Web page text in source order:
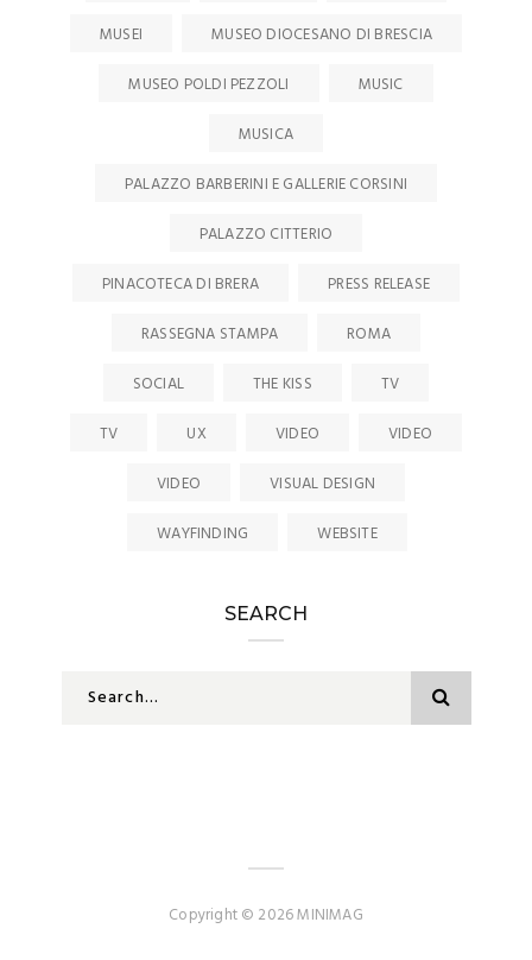
MUSEI
MUSEO DIOCESANO DI BRESCIA
MUSEO POLDI PEZZOLI
MUSIC
MUSICA
PALAZZO BARBERINI E GALLERIE CORSINI
PALAZZO CITTERIO
PINACOTECA DI BRERA
PRESS RELEASE
RASSEGNA STAMPA
ROMA
SOCIAL
THE KISS
TV
TV
UX VIDEO
VIDEO
VIDEO
VISUAL DESIGN
WAYFINDING
WEBSITE
SEARCH
Copyright © 2026 MINIMAG